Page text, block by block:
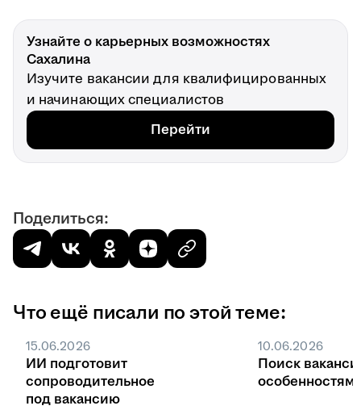
Узнайте о карьерных возможностях
Сахалина
Изучите вакансии для квалифицированных
и начинающих специалистов
Перейти
Поделиться:
Что ещё писали по этой теме:
15.06.2026
ИИ подготовит
сопроводительное
под вакансию
10.06.2026
Поиск